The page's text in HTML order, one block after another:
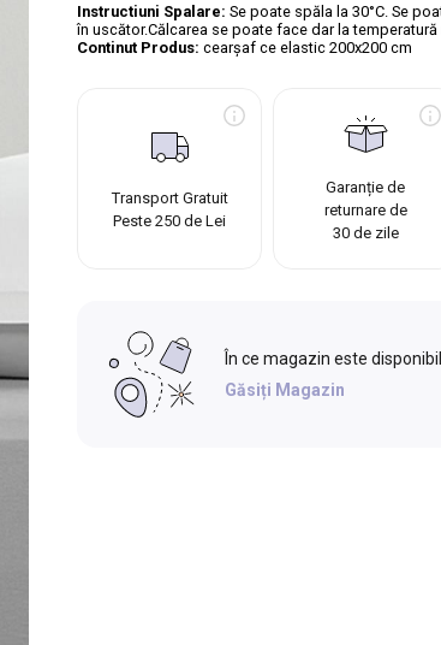
Instructiuni Spalare: Se poate spăla la 30°C. Se
în uscător.Călcarea se poate face dar la temperatură
Continut Produs: cearşaf ce elastic 200x200 cm
Transport Gratuit
Peste 250 de Lei
Garanție de
returnare de
30 de zile
În ce magazin este
Găsiți Magazin